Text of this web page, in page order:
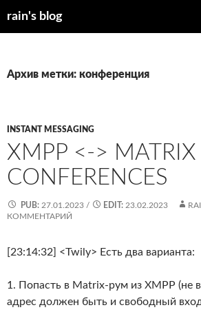
rain's blog
Архив метки: конференция
INSTANT MESSAGING
XMPP <-> MATRIX
CONFERENCES
PUB: 27.01.2023 / EDIT: 23.02.2023
КОММЕНТАРИЙ
[23:14:32] <Twily> Есть два варианта:
1. Попасть в Matrix-рум из XMPP (не
адрес должен быть и свободный